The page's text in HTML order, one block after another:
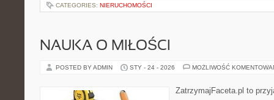
CATEGORIES: NIERUCHOMOŚCI
NAUKA O MIŁOŚCI
POSTED BY ADMIN STY - 24 - 2026 MOŻLIWOŚĆ
ZatrzymajFaceta.pl to